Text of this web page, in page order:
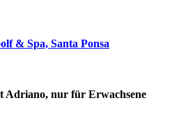
& Spa, Santa Ponsa
Adriano, nur für Erwachsene